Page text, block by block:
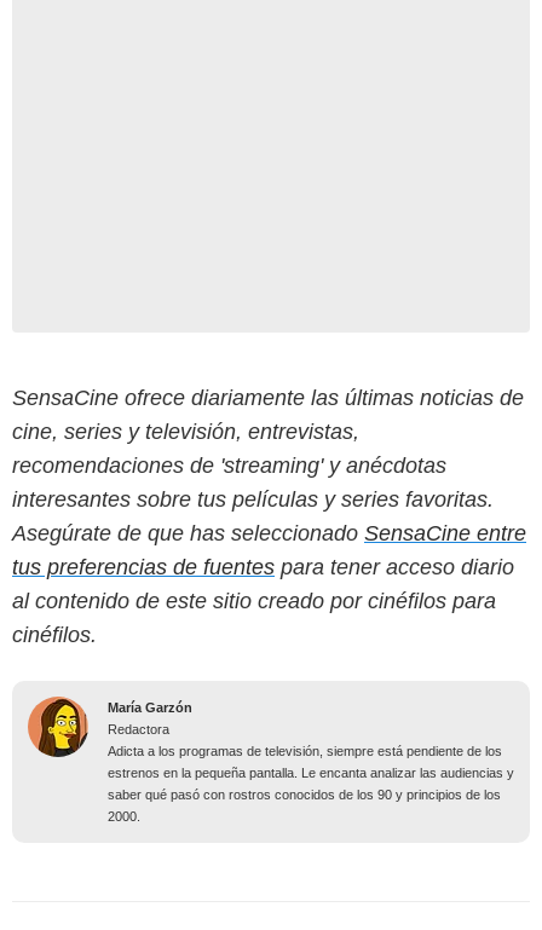
SensaCine ofrece diariamente las últimas noticias de
cine, series y televisión, entrevistas,
recomendaciones de 'streaming' y anécdotas
interesantes sobre tus películas y series favoritas.
Asegúrate de que has seleccionado SensaCine entre
tus preferencias de fuentes para tener acceso diario
al contenido de este sitio creado por cinéfilos para
cinéfilos.
María Garzón
Redactora
Adicta a los programas de televisión, siempre está pendiente de los
estrenos en la pequeña pantalla. Le encanta analizar las audiencias y
saber qué pasó con rostros conocidos de los 90 y principios de los
2000.